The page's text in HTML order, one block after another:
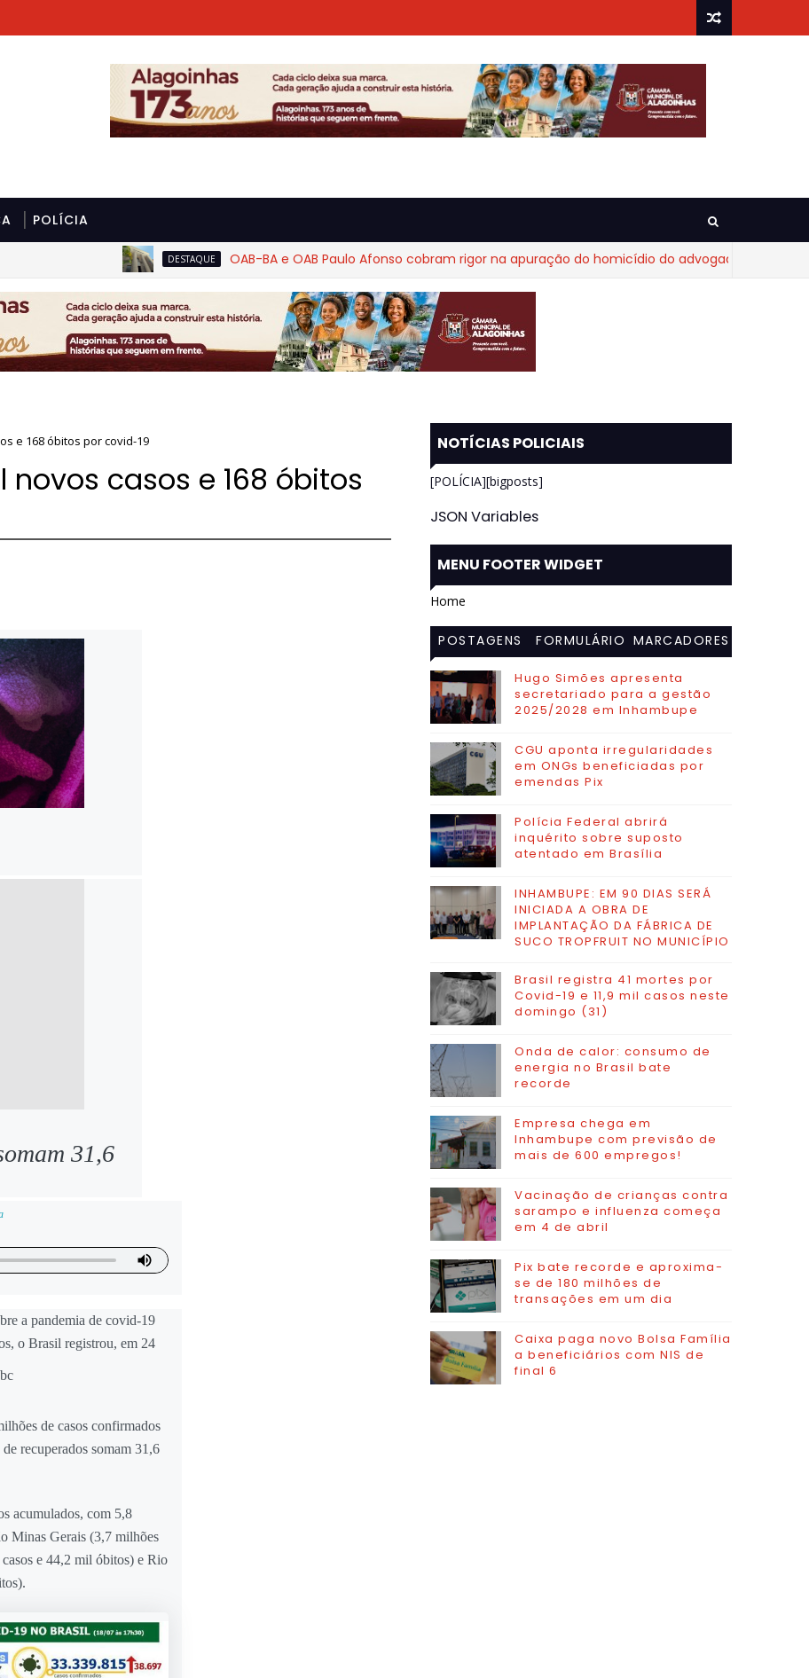
POLÍCIA
DESTAQUE OAB-BA e OAB Paulo Afonso cobram rigor na apuração do homicídio do advogado Diego Fraga de
e 168 óbitos por covid-19
novos casos e 168 óbitos
31,6
a pandemia de covid-19
o Brasil registrou, em 24
de casos confirmados
recuperados somam 31,6
acumulados, com 5,8
Minas Gerais (3,7 milhões
e 44,2 mil óbitos) e Rio
NOTÍCIAS POLICIAIS
[POLÍCIA][bigposts]
JSON Variables
MENU FOOTER WIDGET
Home
POSTAGENS
MAIS
VISITADAS
FORMULÁRIO MARCADORES
Hugo Simões apresenta
secretariado para a gestão
2025/2028 em Inhambupe
CGU aponta irregularidades
em ONGs beneficiadas por
emendas Pix
Polícia Federal abrirá
inquérito sobre suposto
atentado em Brasília
INHAMBUPE: EM 90 DIAS SERÁ
INICIADA A OBRA DE
IMPLANTAÇÃO DA FÁBRICA DE
SUCO TROPFRUIT NO MUNICÍPIO
Brasil registra 41 mortes por
Covid-19 e 11,9 mil casos neste
domingo (31)
Onda de calor: consumo de
energia no Brasil bate
recorde
Empresa chega em
Inhambupe com previsão de
mais de 600 empregos!
Vacinação de crianças contra
sarampo e influenza começa
em 4 de abril
Pix bate recorde e aproxima-
se de 180 milhões de
transações em um dia
Caixa paga novo Bolsa Família
a beneficiários com NIS de
final 6